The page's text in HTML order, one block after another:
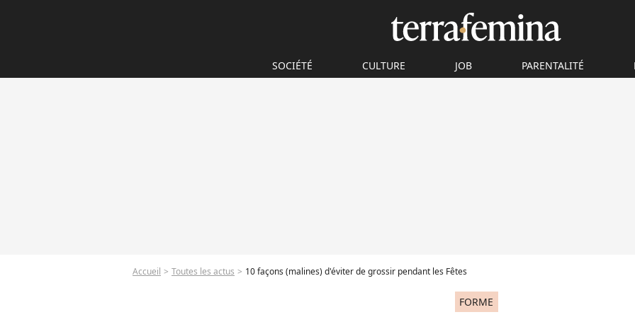
SOCIÉTÉ CULTURE JOB PARENTALITÉ
Accueil Toutes les actus 10 façons (malines) d'éviter de grossir pendant les Fêtes
FORME